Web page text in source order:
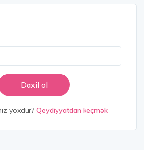
yoxdur? Qeydiyyatdan keçmək